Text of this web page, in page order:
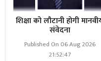
शिक्षा को लौटानी होगी
संवेदना
Published On 06 Aug 2026
21:52:47